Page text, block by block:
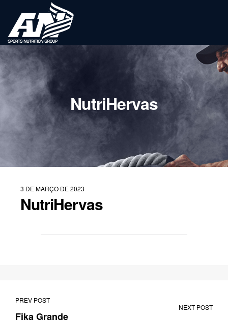
NutriHervas
3 DE MARÇO DE 2023
NutriHervas
PREV POST
Fika Grande
NEXT POST